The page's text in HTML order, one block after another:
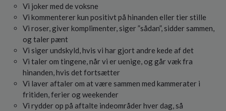
Vi joker med de voksne
Vi kommenterer kun positivt på hinanden eller tier stille
Vi roser, giver komplimenter, siger ”sådan”, sidder sammen,
og taler pænt
Vi siger undskyld, hvis vi har gjort andre kede af det
Vi taler om tingene, når vi er uenige, og går væk fra
hinanden, hvis det fortsætter
Vi laver aftaler om at være sammen med kammerater i
fritiden, ferier og weekender
Vi rydder op på aftalte indeområder hver dag, så